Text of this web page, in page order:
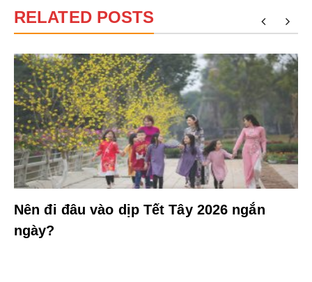
RELATED POSTS
Nên đi đâu vào dịp Tết Tây 2026 ngắn
ngày?